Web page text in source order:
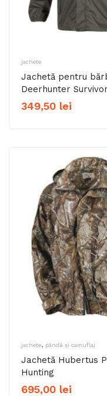
jachete
Jachetă pentru
Deerhunter Survivor
349,50 lei
jachete, pândă și camuflaj
Jachetă Hubertus
Hunting
695,00 lei